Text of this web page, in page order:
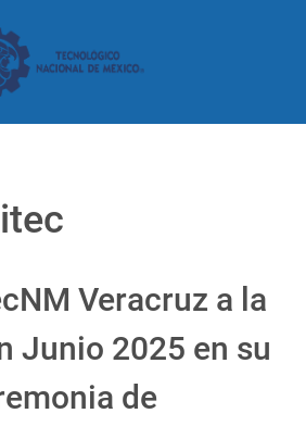
Veracruz a la
Junio 2025 en su
de